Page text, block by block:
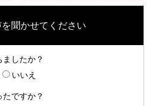
聞かせてください
したか？
いいえ
ですか？